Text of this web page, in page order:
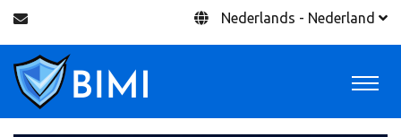
Nederlands - Nederland